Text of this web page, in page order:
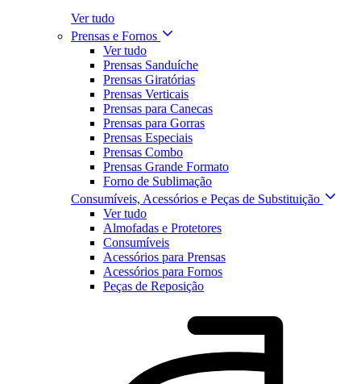
Ver tudo
Prensas e Fornos
Ver tudo
Prensas Sanduíche
Prensas Giratórias
Prensas Verticais
Prensas para Canecas
Prensas para Gorras
Prensas Especiais
Prensas Combo
Prensas Grande Formato
Forno de Sublimação
Consumíveis, Acessórios e Peças de Substituição
Ver tudo
Almofadas e Protetores
Consumíveis
Acessórios para Prensas
Acessórios para Fornos
Peças de Reposição